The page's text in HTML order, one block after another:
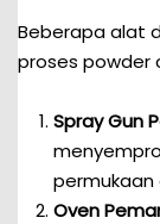
Beberapa alat
proses powder
Spray Gun
permukaan
Oven